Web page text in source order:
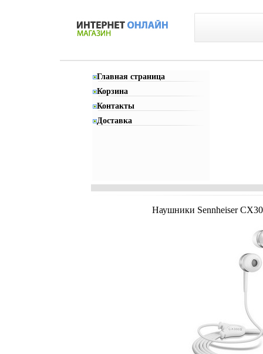
Главная страница
Корзина
Контакты
Доставка
Наушники Sennheiser